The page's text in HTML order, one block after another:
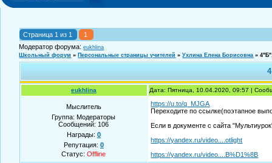
Страница 1 из 1
1
Модератор форума:eukhlina
Школьный форум » Персональные страницы учителей » Ухлина Елена Борисовна »
eukhlina Дата: Пятница, 10.04.2020, 09:57 |
Мыслитель
Группа: Модераторы
Сообщений: 106
Награды: 0
Репутация: 0
Статус:Offline
https://u.to/q_MJGA
Переходите по ссылке(поэтапное
Если в документе с сайта
https://yandex.ru/video....otlight
https://yandex.ru/video....B%D1%8B